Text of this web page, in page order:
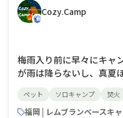
Cozy.Camp
梅雨入り前に早々にキャ
が雨は降らないし、真夏
と、なんだかモヤモヤ
ペット ソロキャンプ 焚火
福岡 | レムブランベースキ